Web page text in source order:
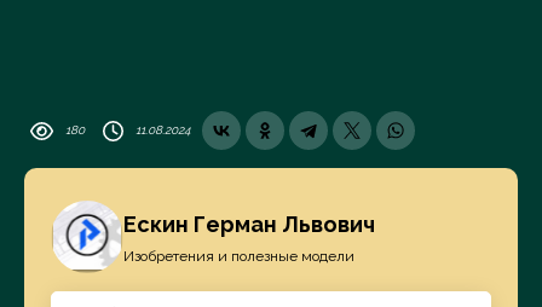
180 11.08.2024
Ескин Герман Львович
Изобретения и полезные модели